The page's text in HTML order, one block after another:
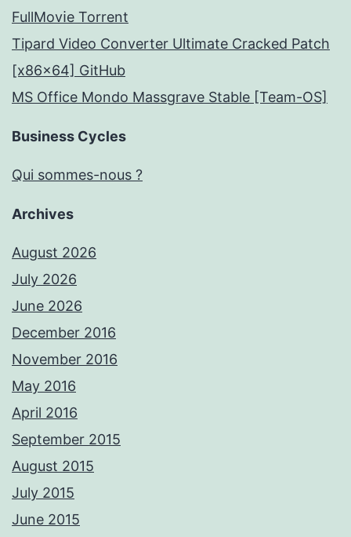
FullMov𝗂e Torrent
Tipard Video Converter Ultimate Cracked Patch
[x86x64] GitHub
MS Office Mondo Massgrave Stable [Team-OS]
Business Cycles
Qui sommes-nous ?
Archives
August 2026
July 2026
June 2026
December 2016
November 2016
May 2016
April 2016
September 2015
August 2015
July 2015
June 2015